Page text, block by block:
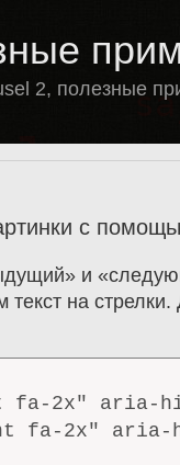
2, полезные
с
и
на стрелки.
2x" aria-
fa-2x" aria-